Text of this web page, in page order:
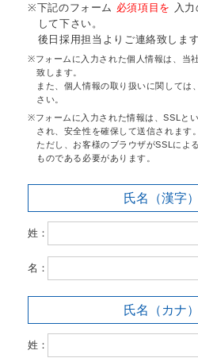
下記のフォーム 必須項目を
入
して下さい。
後日採用担当よりご連絡致します
フォームに入力された個人情報は、当
致します。
また、個人情報の取り扱いに関しては
さい。
フォームに入力された情報は、SSLと
され、安全性を確保して送信されます。
ただし、お客様のブラウザがSSLによ
ものである必要があります。
氏名（漢字）
姓：
名：
氏名（カナ）
姓：